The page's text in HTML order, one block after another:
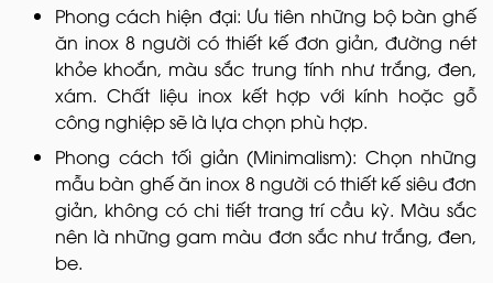
Phong cách hiện đại: Ưu tiên những bộ bàn ghế
ăn inox 8 người có thiết kế đơn giản, đường nét
khỏe khoắn, màu sắc trung tính như trắng, đen,
xám. Chất liệu inox kết hợp với kính hoặc gỗ
công nghiệp sẽ là lựa chọn phù hợp.
Phong cách tối giản (Minimalism): Chọn những
mẫu bàn ghế ăn inox 8 người có thiết kế siêu đơn
giản, không có chi tiết trang trí cầu kỳ. Màu sắc
nên là những gam màu đơn sắc như trắng, đen,
be.